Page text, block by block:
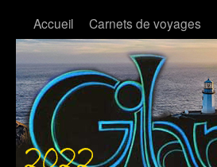
Accueil Carnets de voyages